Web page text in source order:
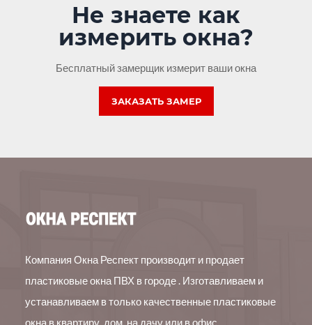
Не знаете как
измерить окна?
Бесплатный замерщик измерит ваши окна
ЗАКАЗАТЬ ЗАМЕР
Компания Окна Респект производит и продает
пластиковые окна ПВХ в городе . Изготавливаем и
устанавливаем в только качественные пластиковые
окна в квартиру, дом, на дачу или в офис